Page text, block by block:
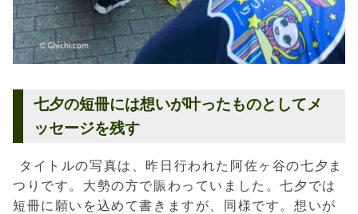
七夕の短冊には想いが叶ったものとしてメ
ッセージを残す
タイトルの写真は、昨日行われた阿佐ヶ谷の七夕ま
つりです。大勢の方で賑わっていました。七夕では
短冊に願いを込めて書きますが、同様です。想いが